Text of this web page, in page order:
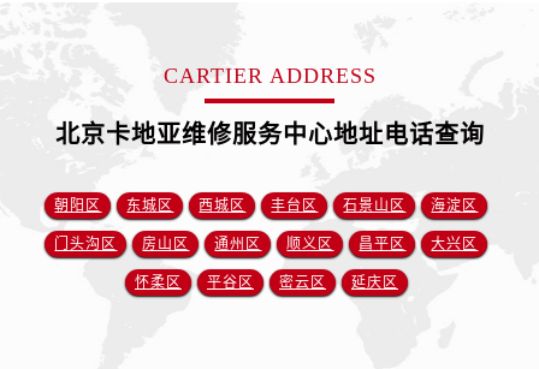
CARTIER ADDRESS
北京卡地亚维修服务中心地址电话查询
朝阳区 东城区 西城区 丰台区 石景山区 海淀区
门头沟区 房山区 通州区 顺义区 昌平区 大兴区
怀柔区 平谷区 密云区 延庆区